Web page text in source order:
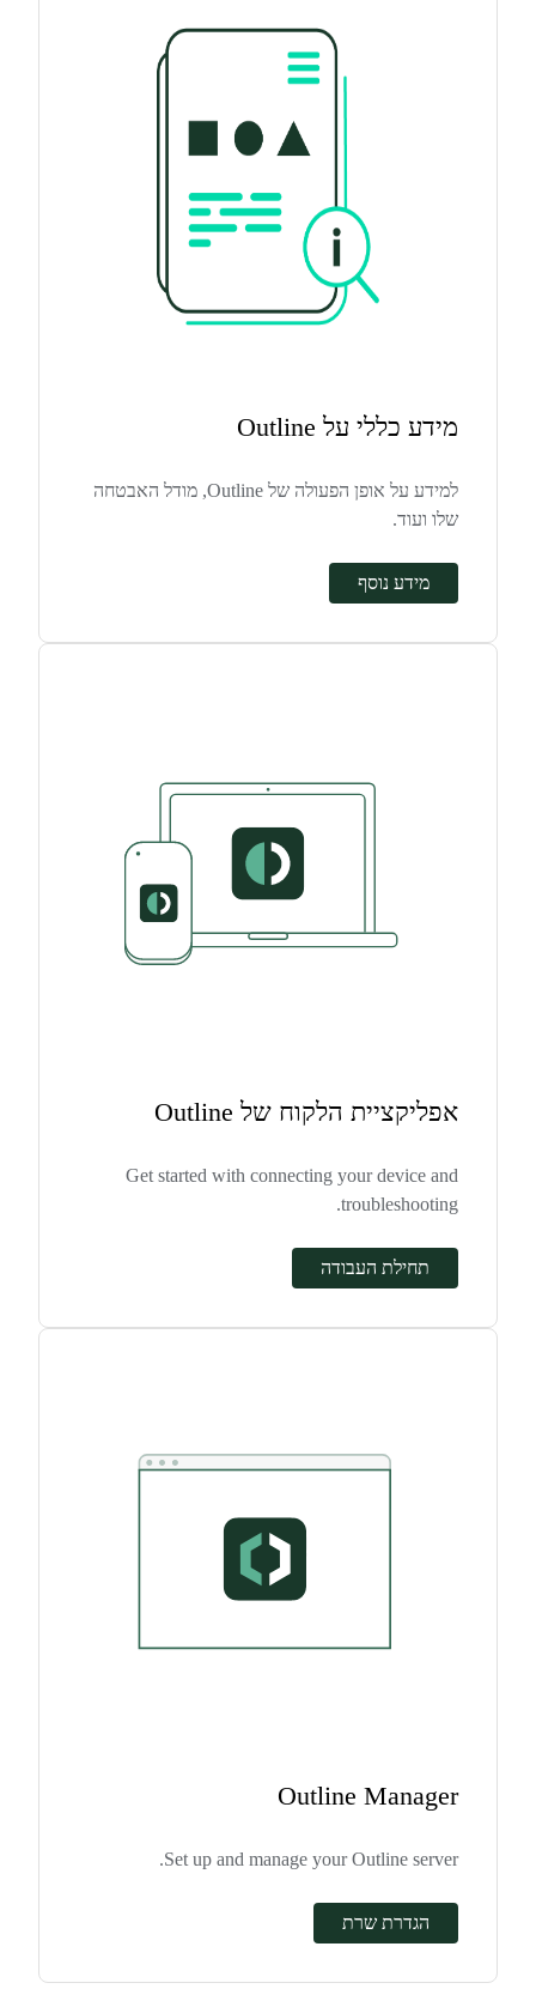
מידע כללי על Outline
למידע על אופן הפעולה של Outline, מודל האבטחה
שלו ועוד.
מידע נוסף
אפליקציית הלקוח של Outline
Get started with connecting your device and
troubleshooting.
תחילת העבודה
Outline Manager
Set up and manage your Outline server.
הגדרת שרת